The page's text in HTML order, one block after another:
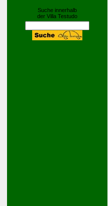
Suche innerhalb
der Villa Testudo